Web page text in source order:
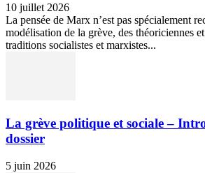
10 juillet 2026
La pensée de Marx n’est pas spécialement
modélisation de la grève, des théoriciennes
traditions socialistes et marxistes...
La grève politique et sociale –
dossier
5 juin 2026